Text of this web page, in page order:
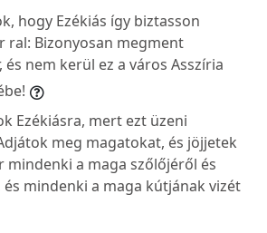
hogy Ezékiás így biztasson
ral: Bizonyosan megment
és nem kerül ez a város Asszíria
Ezékiásra, mert ezt üzeni
meg magatokat, és jöjjetek
mindenki a maga szőlőjéről és
mindenki a maga kútjának vizét